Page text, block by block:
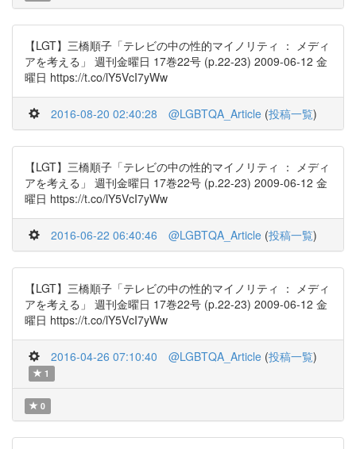
【LGT】三橋順子「テレビの中の性的マイノリティ ： メディ
アを考える」 週刊金曜日 17巻22号 (p.22-23) 2009-06-12 金
曜日 https://t.co/lY5VcI7yWw
2016-08-20 02:40:28 @LGBTQA_Article (投稿一覧)
【LGT】三橋順子「テレビの中の性的マイノリティ ： メディ
アを考える」 週刊金曜日 17巻22号 (p.22-23) 2009-06-12 金
曜日 https://t.co/lY5VcI7yWw
2016-06-22 06:40:46 @LGBTQA_Article (投稿一覧)
【LGT】三橋順子「テレビの中の性的マイノリティ ： メディ
アを考える」 週刊金曜日 17巻22号 (p.22-23) 2009-06-12 金
曜日 https://t.co/lY5VcI7yWw
2016-04-26 07:10:40 @LGBTQA_Article (投稿一覧)
1
0